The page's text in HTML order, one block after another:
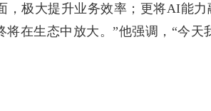
极大提升业务效率；更将AI能力
将在生态中放大。”他强调，“今